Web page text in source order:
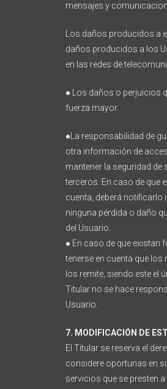
mensajes y
Los daños producidos a
daños producidos a los
en las redes de
● Los daños o perjuicios
fuerza mayor.
●La responsabilidad de
otra información de
mantener la seguridad
terceros. En caso de que
cuenta, deberá notificarlo
ninguna pérdida o daño
del Usuario.
● En caso de que
tenerse en cuenta que
los remite, siendo este el
Titular no se hace
Usuario.
7. MODIFICACIÓN DE
El Titular se reserva el
considere oportunas en
servicios que se presten